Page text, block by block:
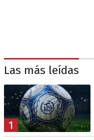
Las más leídas
1